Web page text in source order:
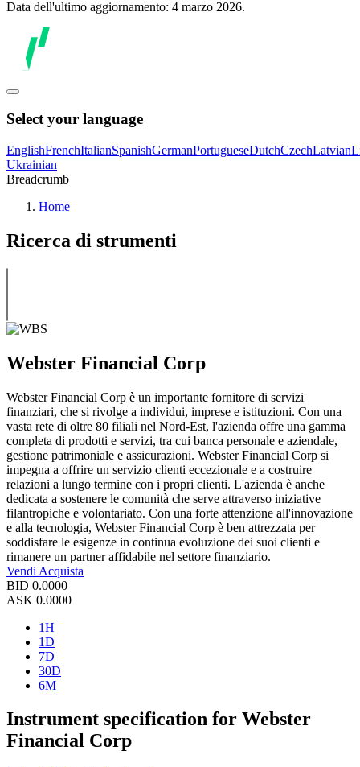
Data dell'ultimo aggiornamento: 4 marzo 2026.
Select your language
EnglishFrenchItalianSpanishGermanPortugueseDutchCzechLatvian
Ukrainian
Breadcrumb
Home
Ricerca di strumenti
Webster Financial Corp
Webster Financial Corp è un importante fornitore di servizi
finanziari, che si rivolge a individui, imprese e istituzioni. Con una
vasta rete di oltre 80 filiali nel Nord-Est, l'azienda offre una gamma
completa di prodotti e servizi, tra cui banca personale e aziendale,
gestione patrimoniale e assicurazioni. Webster Financial Corp si
impegna a offrire un servizio clienti eccezionale e a costruire
relazioni a lungo termine con i propri clienti. L'azienda è anche
dedicata a sostenere le comunità che serve attraverso iniziative
filantropiche e volontariato. Con una forte attenzione all'innovazione
e alla tecnologia, Webster Financial Corp è ben attrezzata per
soddisfare le esigenze in continua evoluzione dei suoi clienti e
rimanere un partner affidabile nel settore finanziario.
Vendi Acquista
BID 0.0000
ASK 0.0000
1H
1D
7D
30D
6M
Instrument specification for Webster
Financial Corp